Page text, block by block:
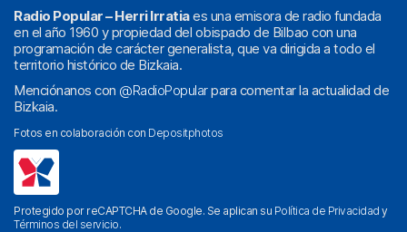
Radio Popular – Herri Irratiaes una emisora de radio fundada
en el año 1960 y propiedad del obispado de Bilbao con una
programación de carácter generalista, que va dirigida a todo el
territorio histórico de Bizkaia.
Menciónanos con @RadioPopularpara comentar la actualidad de
Bizkaia.
Fotos en colaboración con Depositphotos
Protegido por reCAPTCHA de Google. Se aplican su Política de Privacidad y
Términos del servicio.